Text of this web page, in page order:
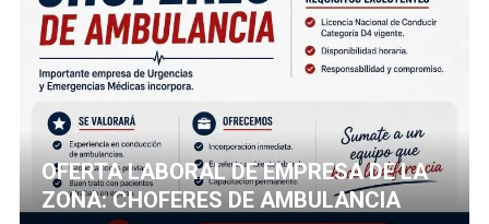
OFERTA LABORAL DE EMPRESA DE LA
ZONA: CHOFERES DE AMBULANCIA